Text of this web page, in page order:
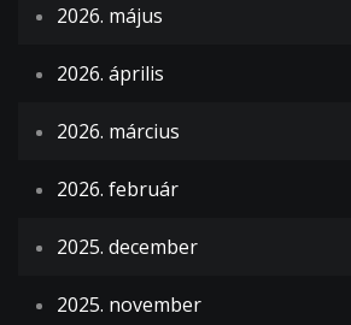
2026. május
2026. április
2026. március
2026. február
2025. december
2025. november